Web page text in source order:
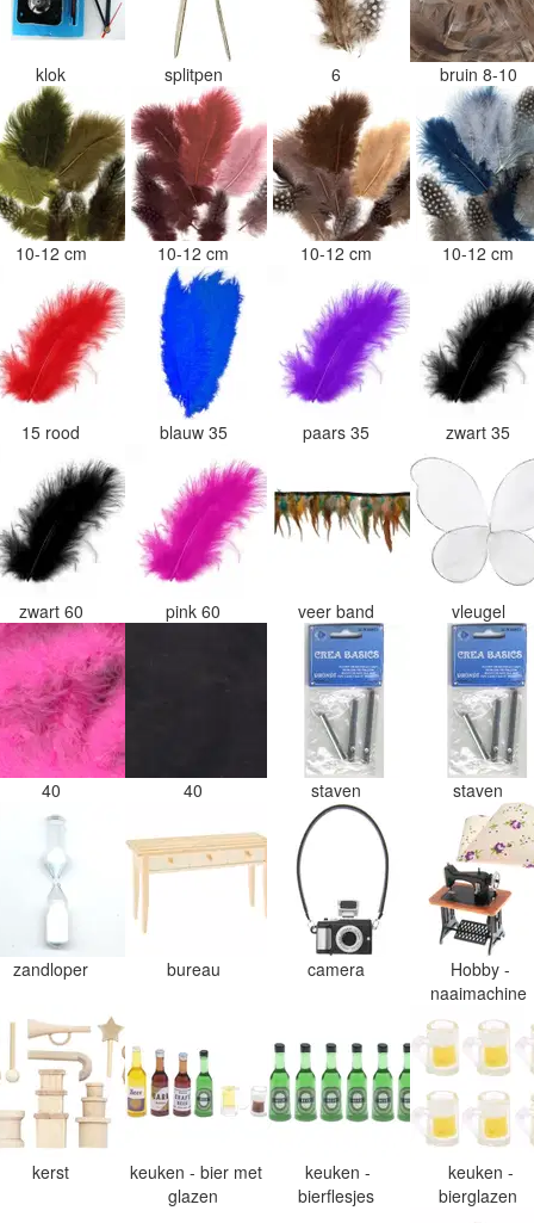
klok splitpen 6 bruin 8-10
10-12 cm 10-12 cm 10-12 cm 10-12 cm
15 rood blauw 35 paars 35 zwart 35
zwart 60 pink 60 veer band vleugel
40 40 staven staven
zandloper bureau camera
Hobby -
naaimachine
kerst
keuken - bier met
glazen
keuken -
bierflesjes
keuken -
bierglazen